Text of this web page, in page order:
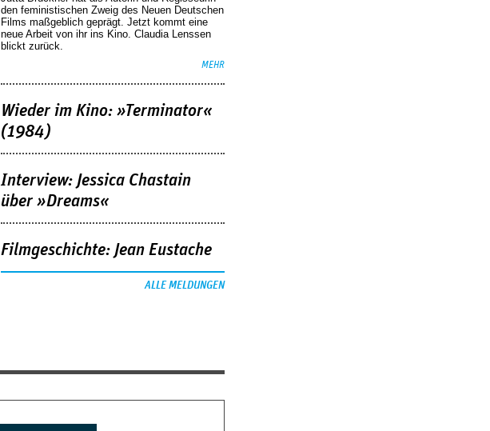
den feministischen Zweig des Neuen Deutschen
Films maßgeblich geprägt. Jetzt kommt eine
neue Arbeit von ihr ins Kino. Claudia Lenssen
blickt zurück.
MEHR
Wieder im Kino: »Terminator«
(1984)
Interview: Jessica Chastain
über »Dreams«
Filmgeschichte: Jean Eustache
ALLE MELDUNGEN